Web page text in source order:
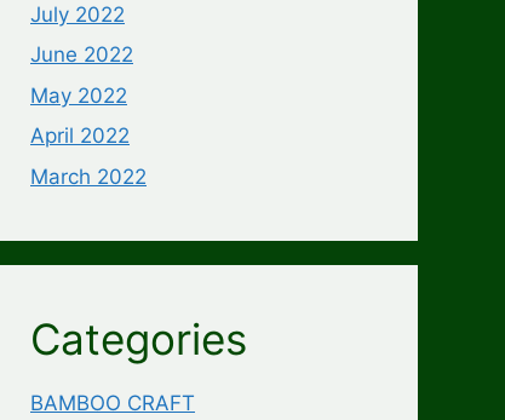
July 2022
June 2022
May 2022
April 2022
March 2022
Categories
BAMBOO CRAFT